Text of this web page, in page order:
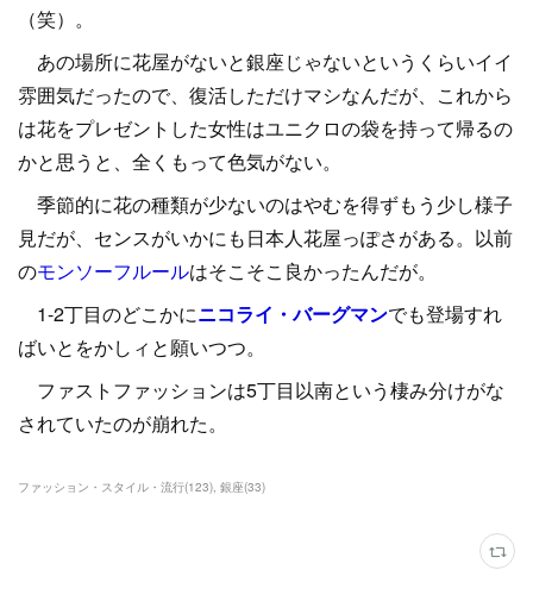
（笑）。
あの場所に花屋がないと銀座じゃないというくらいイイ
雰囲気だったので、復活しただけマシなんだが、これから
は花をプレゼントした女性はユニクロの袋を持って帰るの
かと思うと、全くもって色気がない。
季節的に花の種類が少ないのはやむを得ずもう少し様子
見だが、センスがいかにも日本人花屋っぽさがある。以前
のモンソーフルールはそこそこ良かったんだが。
1-2丁目のどこかにニコライ・バーグマンでも登場すれ
ばいとをかしィと願いつつ。
ファストファッションは5丁目以南という棲み分けがな
されていたのが崩れた。
ファッション・スタイル・流行(123) 銀座(33)